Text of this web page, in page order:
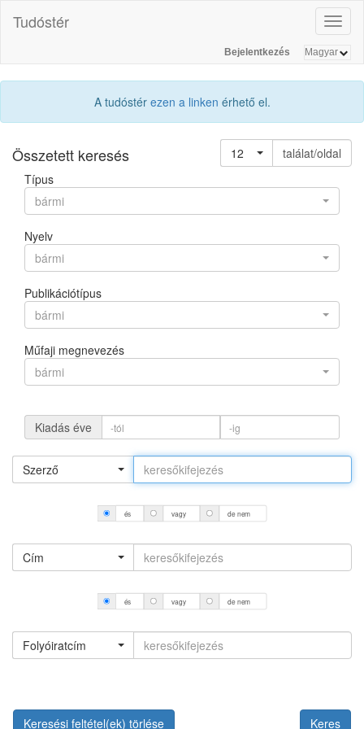
Tudóstér
Bejelentkezés
A tudóstér ezen a linken érhető el.
Összetett keresés 12
találat/oldal
Típus
bármi
Nyelv
bármi
Publikációtípus
bármi
Műfaji megnevezés
bármi
Kiadás éve
Szerző
és vagy de nem
Cím
és vagy de nem
Folyóiratcím
Keresési feltétel(ek) törlése